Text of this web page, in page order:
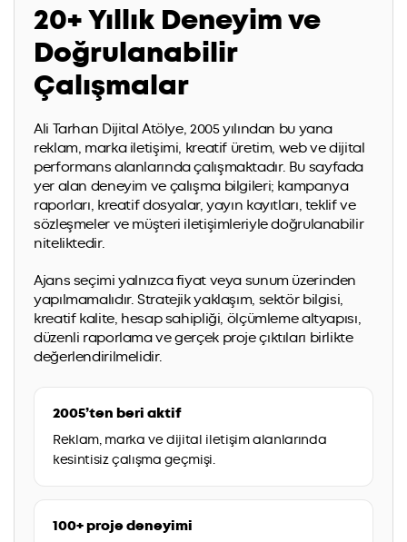
20+ Yıllık Deneyim ve
Doğrulanabilir
Çalışmalar
Ali Tarhan Dijital Atölye, 2005 yılından bu yana
reklam, marka iletişimi, kreatif üretim, web ve dijital
performans alanlarında çalışmaktadır. Bu sayfada
yer alan deneyim ve çalışma bilgileri; kampanya
raporları, kreatif dosyalar, yayın kayıtları, teklif ve
sözleşmeler ve müşteri iletişimleriyle doğrulanabilir
niteliktedir.
Ajans seçimi yalnızca fiyat veya sunum üzerinden
yapılmamalıdır. Stratejik yaklaşım, sektör bilgisi,
kreatif kalite, hesap sahipliği, ölçümleme altyapısı,
düzenli raporlama ve gerçek proje çıktıları birlikte
değerlendirilmelidir.
2005’ten beri aktif
Reklam, marka ve dijital iletişim alanlarında
kesintisiz çalışma geçmişi.
100+ proje deneyimi